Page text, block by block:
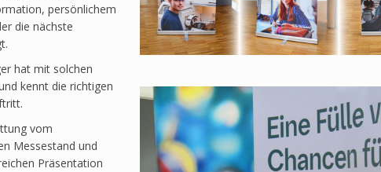
persönlichem
die nächste
hat mit solchen
kennt die richtigen
vom
Messestand und
Präsentation